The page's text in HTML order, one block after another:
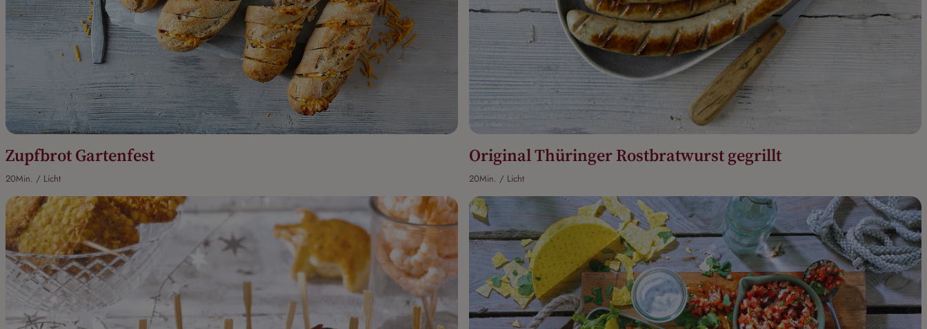
Zupfbrot Gartenfest
20Min. / Licht
Original Thüringer Rostbratwurst gegrillt
20Min. / Licht